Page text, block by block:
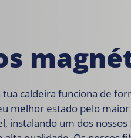
tua caldeira funciona de
melhor estado pelo
instalando um dos